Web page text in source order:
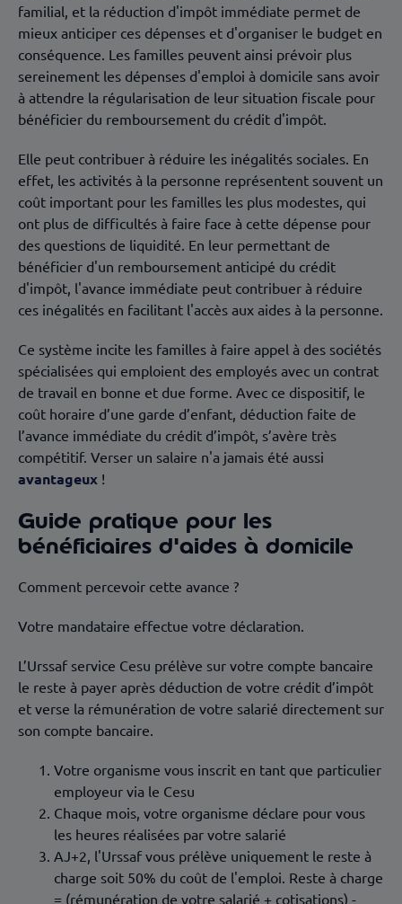
familial, et la réduction d'impôt immédiate permet de
mieux anticiper ces dépenses et d'organiser le budget en
conséquence. Les familles peuvent ainsi prévoir plus
sereinement les dépenses d'emploi à domicile sans avoir
à attendre la régularisation de leur situation fiscale pour
bénéficier du remboursement du crédit d'impôt.
Elle peut contribuer à réduire les inégalités sociales. En
effet, les activités à la personne représentent souvent un
coût important pour les familles les plus modestes, qui
ont plus de difficultés à faire face à cette dépense pour
des questions de liquidité. En leur permettant de
bénéficier d'un remboursement anticipé du crédit
d'impôt, l'avance immédiate peut contribuer à réduire
ces inégalités en facilitant l'accès aux aides à la personne.
Ce système incite les familles à faire appel à des sociétés
spécialisées qui emploient des employés avec un contrat
de travail en bonne et due forme. Avec ce dispositif, le
coût horaire d’une garde d’enfant, déduction faite de
l’avance immédiate du crédit d’impôt, s’avère très
compétitif. Verser un salaire n'a jamais été aussi
avantageux !
Guide pratique pour les
bénéficiaires d'aides à domicile
Comment percevoir cette avance ?
Votre mandataire effectue votre déclaration.
L’Urssaf service Cesu prélève sur votre compte bancaire
le reste à payer après déduction de votre crédit d’impôt
et verse la rémunération de votre salarié directement sur
son compte bancaire.
Votre organisme vous inscrit en tant que particulier
employeur via le Cesu
Chaque mois, votre organisme déclare pour vous
les heures réalisées par votre salarié
AJ+2, l'Urssaf vous prélève uniquement le reste à
charge soit 50% du coût de l'emploi. Reste à charge
= (rémunération de votre salarié + cotisations) -